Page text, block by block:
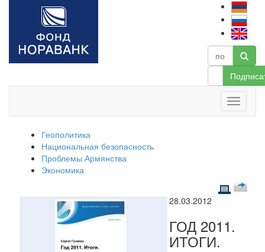
Геополитика
Национальная безопасность
Проблемы Армянства
Экономика
28.03.2012
ГОД 2011.
ИТОГИ.